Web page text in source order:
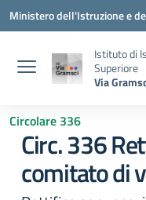
Vai ai contenuti
Vai al menu di navigazione
Vai al footer
Ministero dell'Istruzione e
Istituto di
Superiore
Via
Circolare 336
Circ. 336
comitato di